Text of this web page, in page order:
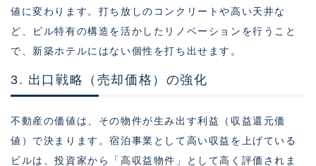
値に変わります。打ち放しのコンクリートや高い天井な
ど、ビル特有の構造を活かしたリノベーションを行うこと
で、新築ホテルにはない個性を打ち出せます。
3. 出口戦略（売却価格）の強化
不動産の価値は、その物件が生み出す利益（収益還元価
値）で決まります。宿泊事業として高い収益を上げている
ビルは、投資家から「高収益物件」として高く評価されま